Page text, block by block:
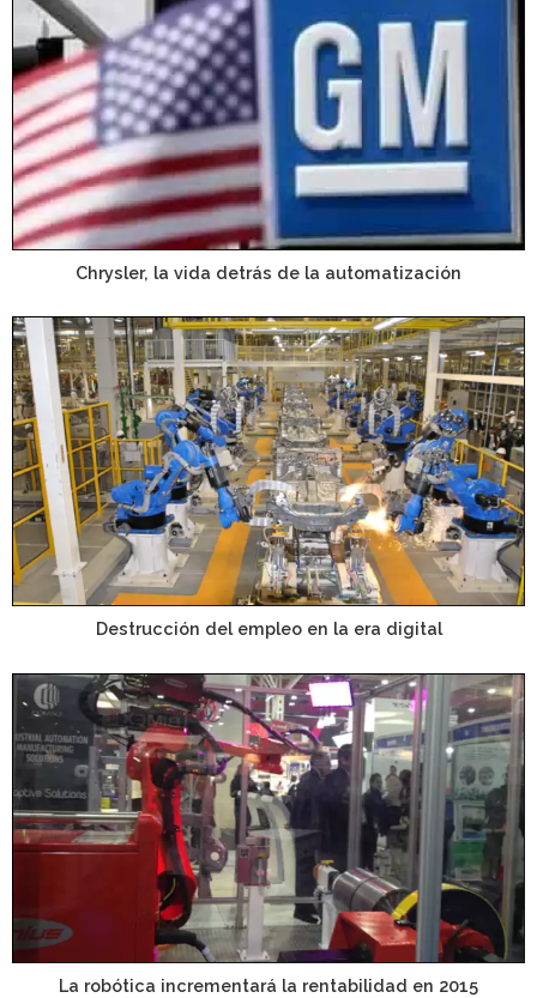
Chrysler, la vida detrás de la automatización
Destrucción del empleo en la era digital
La robótica incrementará la rentabilidad en 2015